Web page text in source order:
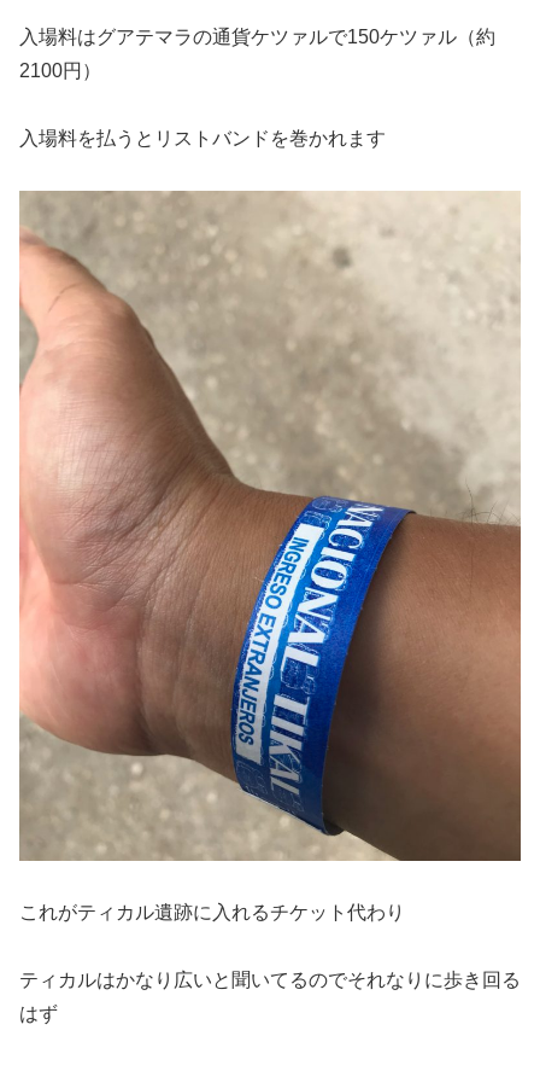
入場料はグアテマラの通貨ケツァルで150ケツァル（約
2100円）
入場料を払うとリストバンドを巻かれます
これがティカル遺跡に入れるチケット代わり
ティカルはかなり広いと聞いてるのでそれなりに歩き回る
はず